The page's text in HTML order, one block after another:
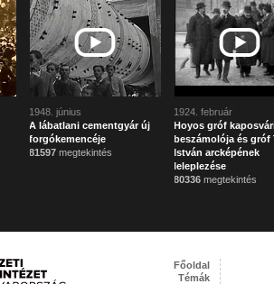
1948. június
A lábatlani cementgyár új
forgókemencéje
81597 megtekintés
1924. február
Hoyos gróf
beszámolója és gróf
István arcképének
leleplezése
80336 megtekintés
Főoldal
Témák